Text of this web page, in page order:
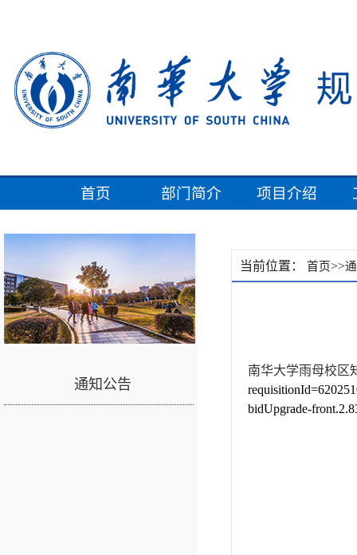
首页 部门简介 项目介绍
通知公告
当前位置： 首页>>
南华大学雨母校区
bidUpgrade-